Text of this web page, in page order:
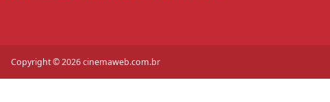
Copyright © 2026 cinemaweb.com.br